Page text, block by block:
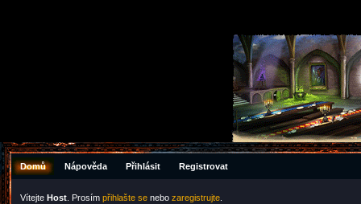
Domů Nápověda Přihlásit Registrovat
Vítejte Host . Prosím přihlašte se nebo zaregistrujte